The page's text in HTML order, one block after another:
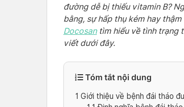
đường dễ bị thiếu vitamin B?
bằng, sự hấp thụ kém hay
Docosantìm hiểu về tình trạng
viết dưới đây.
Tóm tắt nội dung
1 Giới thiệu về bệnh đái tháo